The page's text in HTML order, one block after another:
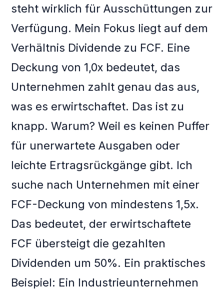
steht wirklich für Ausschüttungen zur
Verfügung. Mein Fokus liegt auf dem
Verhältnis Dividende zu FCF. Eine
Deckung von 1,0x bedeutet, das
Unternehmen zahlt genau das aus,
was es erwirtschaftet. Das ist zu
knapp. Warum? Weil es keinen Puffer
für unerwartete Ausgaben oder
leichte Ertragsrückgänge gibt. Ich
suche nach Unternehmen mit einer
FCF-Deckung von mindestens 1,5x.
Das bedeutet, der erwirtschaftete
FCF übersteigt die gezahlten
Dividenden um 50%. Ein praktisches
Beispiel: Ein Industrieunternehmen